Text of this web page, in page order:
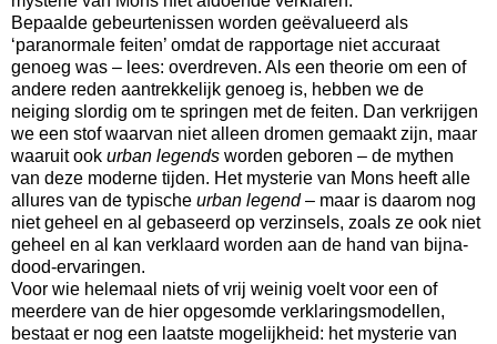
Bepaalde gebeurtenissen worden geëvalueerd als
‘paranormale feiten’ omdat de rapportage niet accuraat
genoeg was – lees: overdreven. Als een theorie om een of
andere reden aantrekkelijk genoeg is, hebben we de
neiging slordig om te springen met de feiten. Dan verkrijgen
we een stof waarvan niet alleen dromen gemaakt zijn, maar
waaruit ook urban legends worden geboren – de mythen
van deze moderne tijden. Het mysterie van Mons heeft alle
allures van de typische urban legend– maar is daarom nog
niet geheel en al gebaseerd op verzinsels, zoals ze ook niet
geheel en al kan verklaard worden aan de hand van bijna-
dood-ervaringen.
Voor wie helemaal niets of vrij weinig voelt voor een of
meerdere van de hier opgesomde verklaringsmodellen,
bestaat er nog een laatste mogelijkheid: het mysterie van